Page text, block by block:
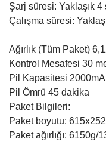
Şarj süresi: Yaklaşık 4
Çalışma süresi:
Ağırlık (Tüm Paket)
Kontrol Mesafesi 30
Pil Kapasitesi
Pil Ömrü 45 dakika
Paket Bilgileri:
Paket boyutu:
Paket ağırlığı: 6150g/